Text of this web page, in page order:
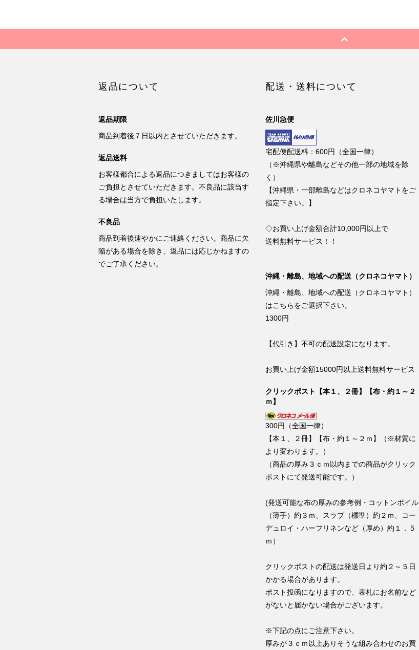
返品について
返品期限
商品到着後７日以内とさせていただきます。
返品送料
お客様都合による返品につきましてはお客様の
ご負担とさせていただきます。不良品に該当す
る場合は当方で負担いたします。
不良品
商品到着後速やかにご連絡ください。商品に欠
陥がある場合を除き、返品には応じかねますの
でご了承ください。
配送・送料について
佐川急便
宅配便配送料：600円（全国一律）
（※沖縄県や離島などその他一部の地域を除
く）
【沖縄県・一部離島などはクロネコヤマトをご
指定下さい。】
◇お買い上げ金額合計10,000円以上で
送料無料サービス！！
沖縄・離島、地域への配送（クロネコヤマト）
沖縄・離島、地域への配送（クロネコヤマト）
はこちらをご選択下さい。
1300円
【代引き】不可の配送設定になります。
お買い上げ金額15000円以上送料無料サービス
クリックポスト【本１、２冊】【布・約１～２
ｍ】
300円（全国一律）
【本１、２冊】【布・約１～２ｍ】（※材質に
より変わります。）
（商品の厚み３ｃｍ以内までの商品がクリック
ポストにて発送可能です。）
(発送可能な布の厚みの参考例・コットンボイル
（薄手）約３ｍ、スラブ（標準）約２ｍ、コー
デュロイ・ハーフリネンなど（厚め）約１．５
ｍ）
クリックポストの配送は発送日より約２～５日
かかる場合があります。
ポスト投函になりますので、表札にお名前など
がないと届かない場合がございます。
※下記の点にご注意下さい。
厚みが３ｃｍ以上ありそうな組み合わせのお買